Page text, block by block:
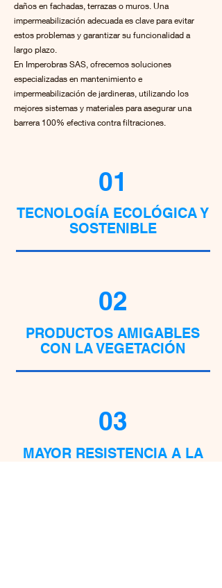
daños en fachadas, terrazas o muros. Una
impermeabilización adecuada es clave para evitar
estos problemas y garantizar su funcionalidad a
largo plazo.
En Imperobras SAS, ofrecemos soluciones
especializadas en mantenimiento e
impermeabilización de jardineras, utilizando los
mejores sistemas y materiales para asegurar una
barrera 100% efectiva contra filtraciones.
01
TECNOLOGÍA ECOLÓGICA Y
SOSTENIBLE
02
PRODUCTOS AMIGABLES
CON LA VEGETACIÓN
03
MAYOR RESISTENCIA A LA